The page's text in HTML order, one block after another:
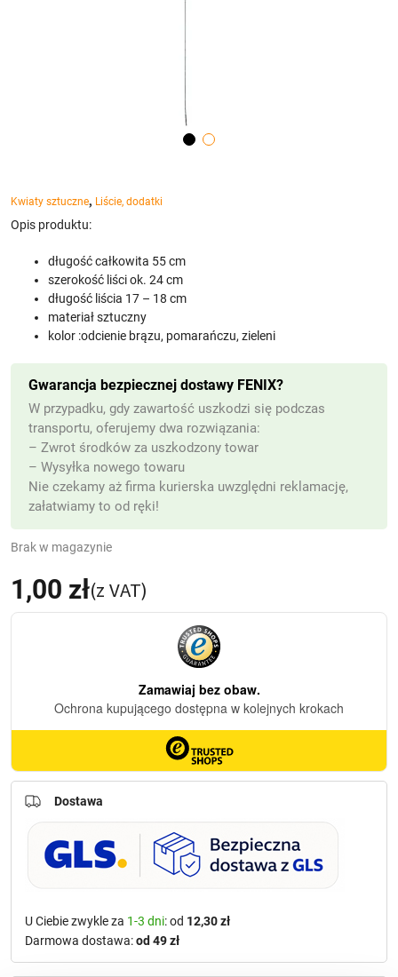
Kwiaty sztuczne, Liście, dodatki
1,00 zł(z VAT)
Opis produktu:
długość całkowita 55 cm
szerokość liści ok. 24 cm
długość liścia 17 – 18 cm
materiał sztuczny
kolor :odcienie brązu, pomarańczu, zieleni
Brak w magazynie
Gwarancja bezpiecznej dostawy FENIX?
W przypadku, gdy zawartość uszkodzi się podczas
transportu, oferujemy dwa rozwiązania:
– Zwrot środków za uszkodzony towar
– Wysyłka nowego towaru
Nie czekamy aż firma kurierska uwzględni reklamację,
załatwiamy to od ręki!
Dostawa
U Ciebie zwykle za 1-3 dni: od 12,30 zł
Darmowa dostawa:od 49 zł